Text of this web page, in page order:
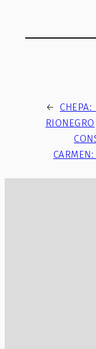
← CHEPA:
RIONEGRO